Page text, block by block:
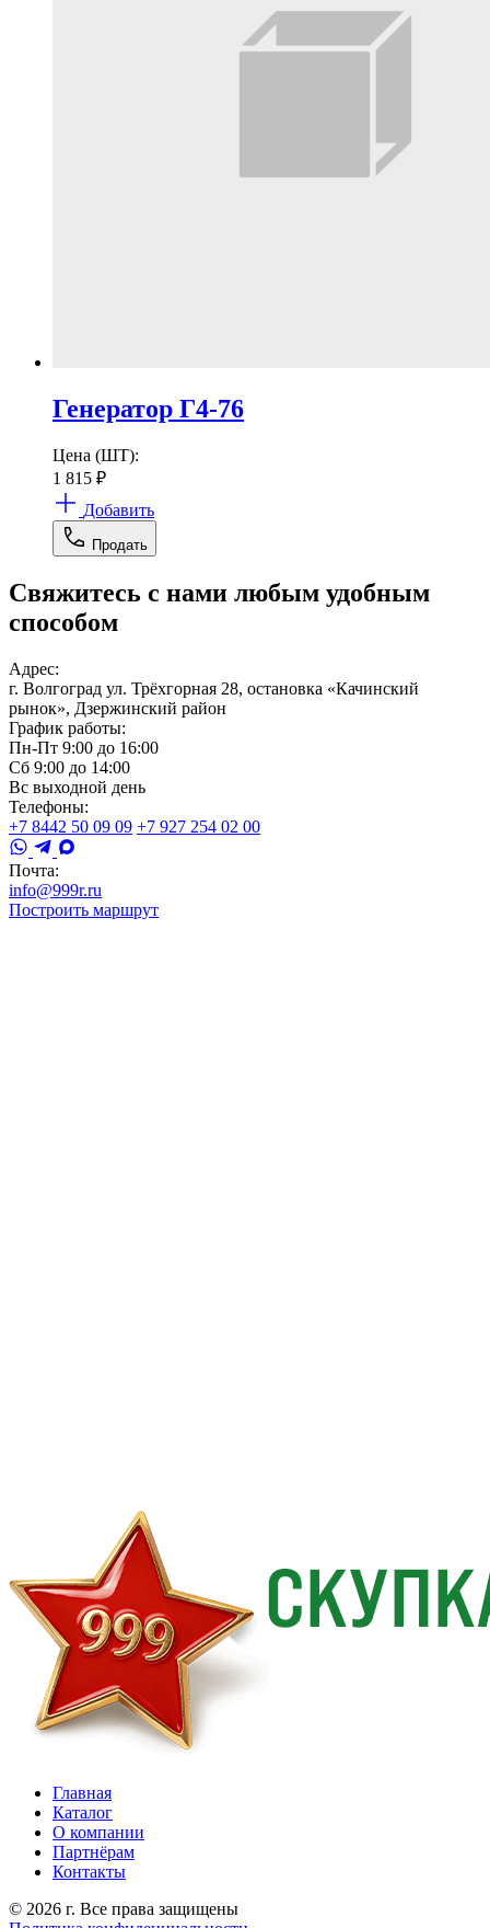
Генератор Г4-76
Цена (ШТ):
1 815 ₽
Добавить
Продать
Свяжитесь с нами любым удобным
способом
Адрес:
г. Волгоград ул. Трёхгорная 28, остановка «Качинский
рынок», Дзержинский район
График работы:
Пн-Пт 9:00 до 16:00
Сб 9:00 до 14:00
Вс выходной день
Телефоны:
+7 8442 50 09 09 +7 927 254 02 00
Почта:
info@999r.ru
Построить маршрут
Главная
Каталог
О компании
Партнёрам
Контакты
© 2026 г. Все права защищены